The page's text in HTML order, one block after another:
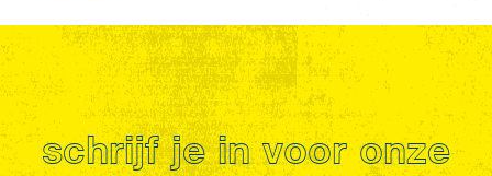
schrijf je in voor onze